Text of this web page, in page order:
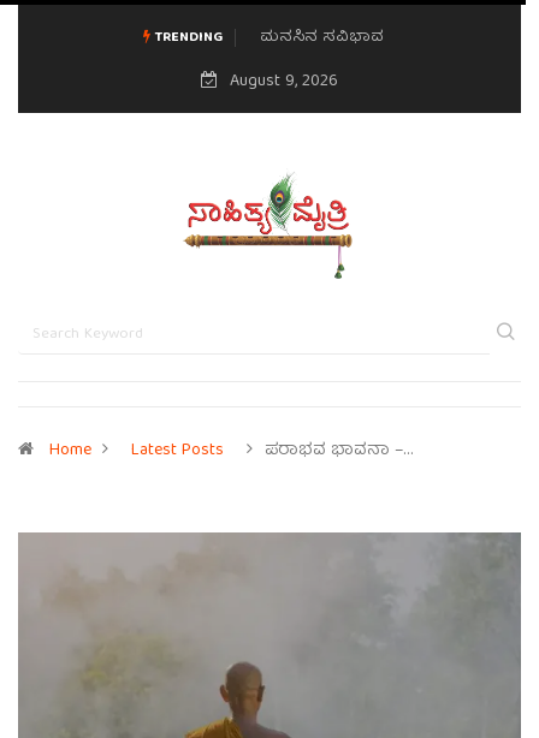
TRENDING ಮನಸಿನ ಸವಿಭಾವ
August 9, 2026
Home Latest Posts ಪರಾಭವ ಭಾವನಾ –…